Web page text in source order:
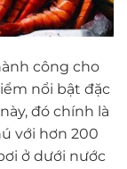
công cho
nổi bật đặc
đó chính là
với hơn 200
ở dưới nước